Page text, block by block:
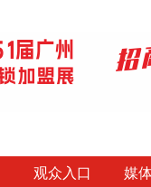
观众入口 媒